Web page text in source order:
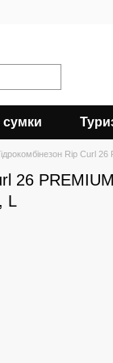
сумки
Rip Curl
26
L